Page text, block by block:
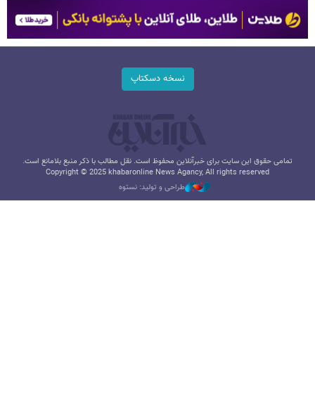
نسخه دسکتاپ
تمامی حقوق این سایت برای خبرآنلاین محفوظ است. نقل مطالب با ذکر منبع بلامانع است.
Copyright © 2025 khabaronline News Agancy, All rights reserved
طراحی و تولید: نستوه